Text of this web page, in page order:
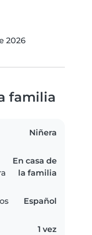
2026
familia
Niñera
En casa de
la familia
Español
1 vez